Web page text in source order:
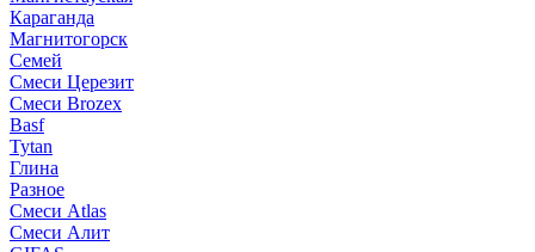
Караганда
Магнитогорск
Семей
Смеси Церезит
Смеси Brozex
Basf
Tytan
Глина
Разное
Смеси Atlas
Смеси Алит